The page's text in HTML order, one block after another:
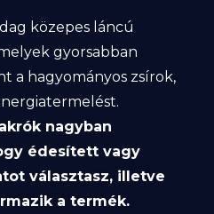
közepes láncú
gyorsabban
a hagyományos zsírok,
nagyban
édesített vagy
választasz, illetve
a termék.